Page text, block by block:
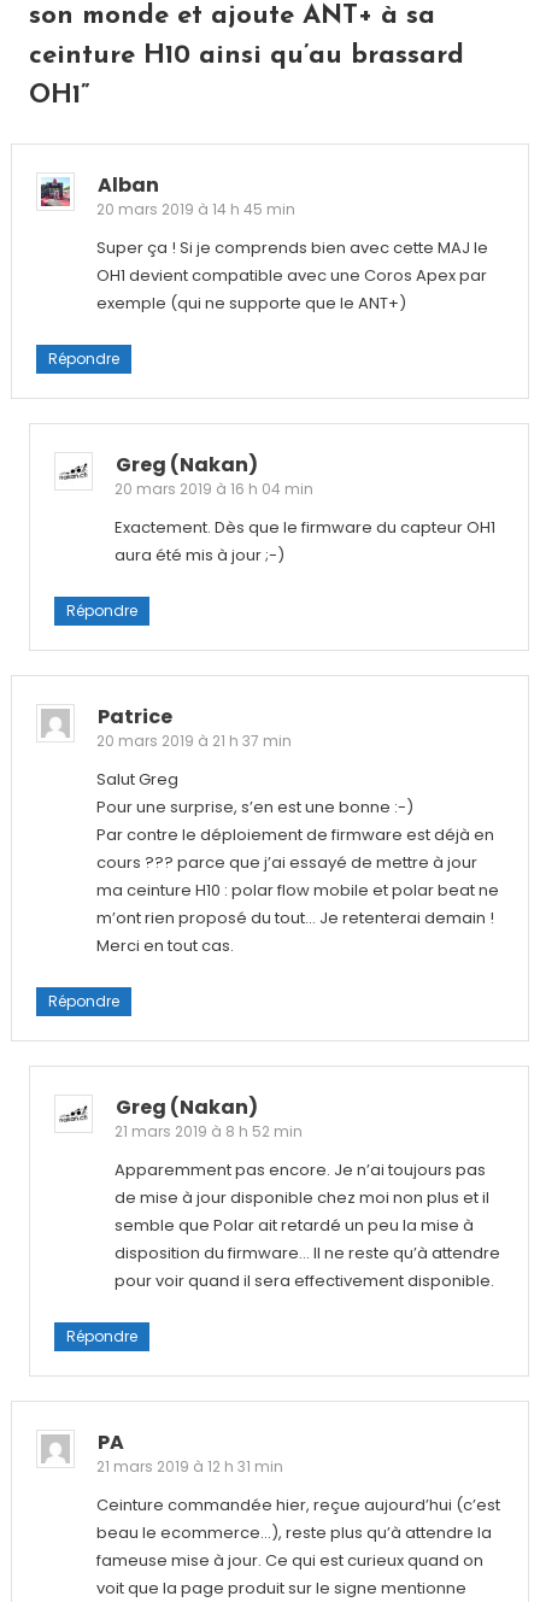
son monde et ajoute ANT+ à sa
ceinture H10 ainsi qu’au brassard
OH1”
Alban
20 mars 2019 à 14 h 45 min
Super ça ! Si je comprends bien avec cette MAJ le
OH1 devient compatible avec une Coros Apex par
exemple (qui ne supporte que le ANT+)
Répondre
Greg (nakan)
20 mars 2019 à 16 h 04 min
Exactement. Dès que le firmware du capteur OH1
aura été mis à jour ;-)
Répondre
Patrice
20 mars 2019 à 21 h 37 min
Salut Greg
Pour une surprise, s’en est une bonne :-)
Par contre le déploiement de firmware est déjà en
cours ??? parce que j’ai essayé de mettre à jour
ma ceinture H10 : polar flow mobile et polar beat ne
m’ont rien proposé du tout… Je retenterai demain !
Merci en tout cas.
Répondre
Greg (nakan)
21 mars 2019 à 8 h 52 min
Apparemment pas encore. Je n’ai toujours pas
de mise à jour disponible chez moi non plus et il
semble que Polar ait retardé un peu la mise à
disposition du firmware… Il ne reste qu’à attendre
pour voir quand il sera effectivement disponible.
Répondre
PA
21 mars 2019 à 12 h 31 min
Ceinture commandée hier, reçue aujourd’hui (c’est
beau le ecommerce…), reste plus qu’à attendre la
fameuse mise à jour. Ce qui est curieux quand on
voit que la page produit sur le signe mentionne